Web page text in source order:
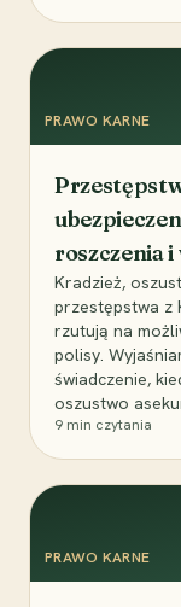
PRAWO KARNE
roszczenia
Kradzież,
przestępstwa z
rzutują na
polisy.
świadczenie,
oszustwo
9 min czytania
PRAWO KARNE